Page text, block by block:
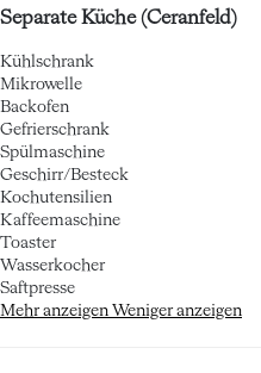
Separate Küche (Ceranfeld)
Kühlschrank
Mikrowelle
Backofen
Gefrierschrank
Spülmaschine
Geschirr/Besteck
Kochutensilien
Kaffeemaschine
Toaster
Wasserkocher
Saftpresse
Mehr anzeigen Weniger anzeigen